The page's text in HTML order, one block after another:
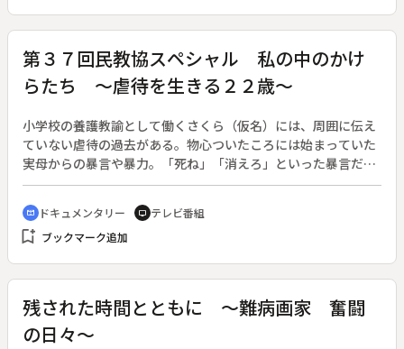
あるきっかけで伝えていくようになる。番組では、２０２１年
３月からの桂子さんの２年半に密着。８３歳にしてウェブ発信
をしていく姿や、被爆証言をするためにアメリカに行く姿な
ど、精力的に活動する様子を追いかけた。また、ロシアによる
える。さらに、２０２３年５月の「Ｇ７広島サミット」で各国
首脳に被爆証言する裏側にも迫った。コロナ禍の２年半に桂子
さんは何を思い、何を伝えてきたのか、平和の種を蒔く姿を伝
第３７回民教協スペシャル 私の中のかけ
らたち ～虐待を生きる２２歳～
小学校の養護教諭として働くさくら（仮名）には、周囲に伝え
ていない虐待の過去がある。物心ついたころには始まっていた
実母からの暴言や暴力。「死ね」「消えろ」といった暴言だけ
でなく、「ゴミかと思った」と言われ頭や背中を踏みつけられ
たこともあった。しかし、命に別状はないと、児童相談所も警
察も、家庭の異変には気付いていたものの、家庭に介入するこ
とはなかった。高校生の時に自ら児童養護施設に入り、奨学金
りがいを感じていた矢先、心と体に異変が起こる。実母の告白
を交えながら、ニュースとして報道されることのない、「見過
ごされてきた虐待」を描く。
cinematic_blur ドキュメンタリー tv テレビ番組
bookmark_add ブックマーク追加
残された時間とともに ～難病画家 奮闘
の日々～